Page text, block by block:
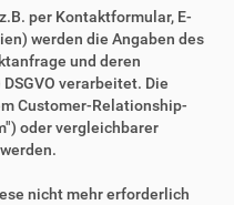
per Kontaktformular, E-
werden die Angaben des
und deren
verarbeitet. Die
Customer-Relationship-
oder vergleichbarer
nicht mehr erforderlich